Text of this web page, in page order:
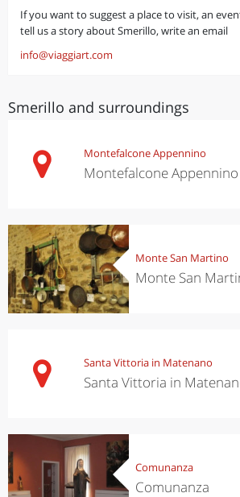
If you want to suggest a place to visit, an
tell us a story about Smerillo, write an email
info@viaggiart.com
Smerillo and surroundings
Montefalcone Appennino
Montefalcone Appennino
Monte San Martino
Monte San
Santa Vittoria in Matenano
Santa Vittoria in
Comunanza
Comunanza